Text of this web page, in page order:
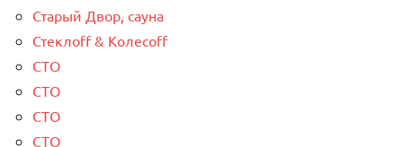
Старый Двор, сауна
Стеклоff & Колесоff
СТО
СТО
СТО
СТО